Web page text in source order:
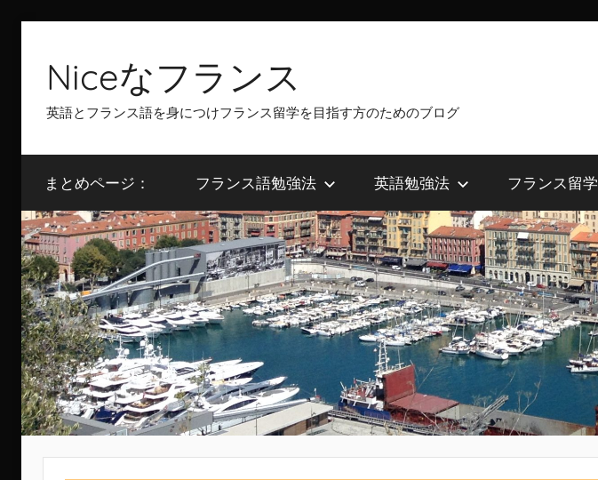
contentNiceなフランス
英語とフランス語を身につけフランス留学を目指す方のためのブログ
まとめページ： フランス語勉強法 英語勉強法 フランス留学